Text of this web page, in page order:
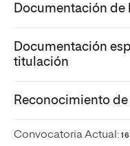
Documentación de
Documentación
titulación
Reconocimiento
Convocatoria Actual: